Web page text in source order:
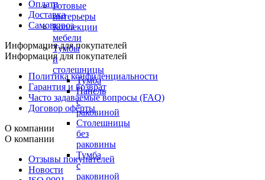
Готовые
интерьеры
Коллекции
мебели
Тумбы
и
столешницы
Тумба
Панель
с
раковиной
Столешницы
без
раковины
Тумба
с
раковиной
Оплата
Доставка
Самовывоз
Информация для покупателей
Информация для покупателей
Политика конфиденциальности
Гарантия и возврат
Часто задаваемые вопросы (FAQ)
Договор оферты
О компании
О компании
Отзывы покупателей
Новости